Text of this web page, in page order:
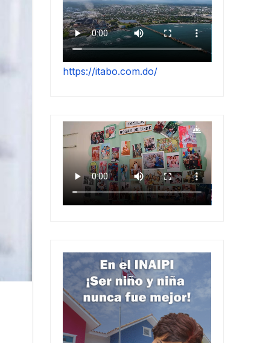
https://itabo.com.do/